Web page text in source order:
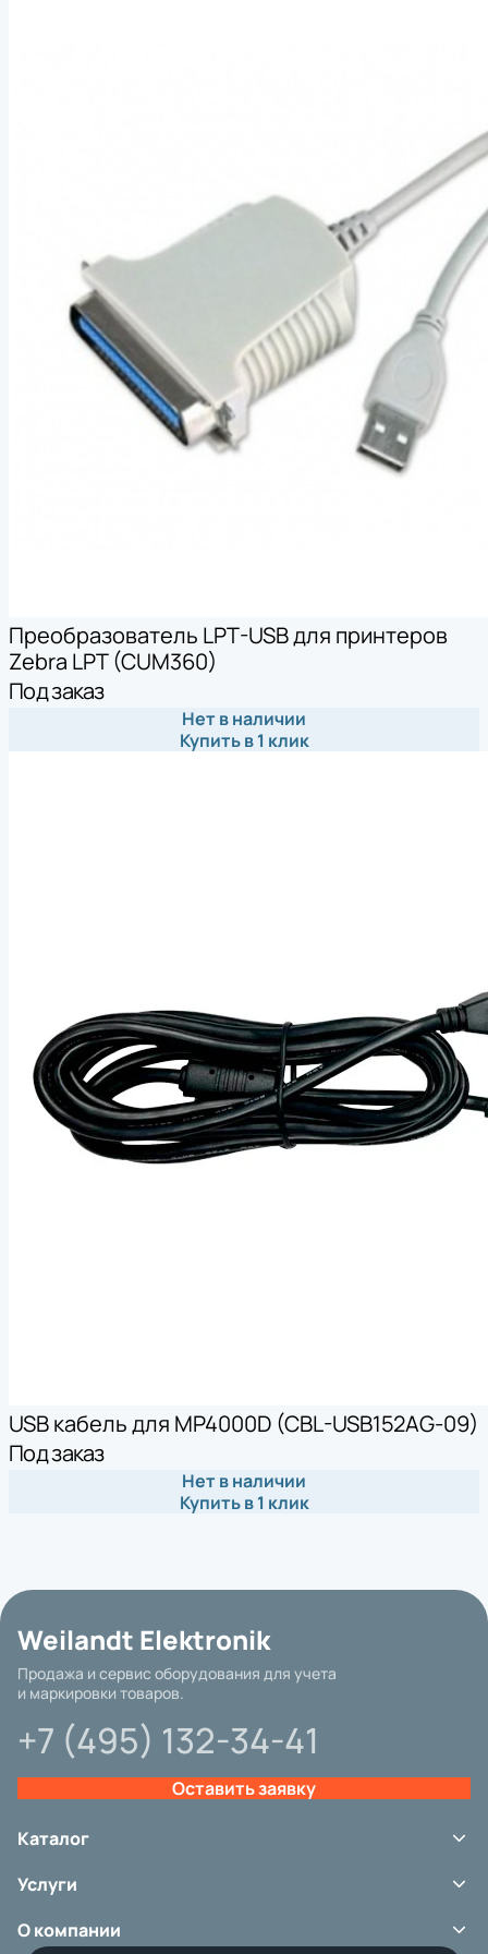
Преобразователь LPT-USB для принтеров
Zebra LPT (CUM360)
Под заказ
Нет в наличии
Купить в 1 клик
USB кабель для MP4000D (CBL-USB152AG-09)
Под заказ
Нет в наличии
Купить в 1 клик
Weilandt Elektronik
Продажа и сервис оборудования для учета
и маркировки товаров.
+7 (495) 132-34-41
Оставить заявку
Каталог
Сканеры штрих-кода
Аксессуары
Расходные материалы
Услуги
Аренда оборудования
Ремонт и обслуживание
О компании